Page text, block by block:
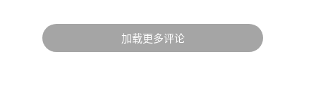
加载更多评论